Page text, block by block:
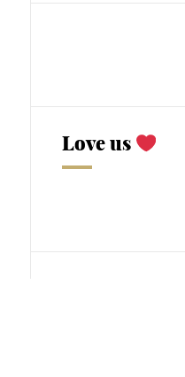
Love us